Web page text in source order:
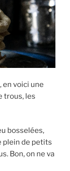
en voici une
trous, les
bosselées,
plein de petits
Bon, on ne va